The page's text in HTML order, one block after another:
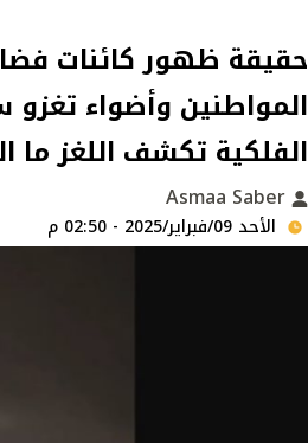
حقيقة ظهور كائنات
المواطنين وأضواء
الفلكية تكشف اللغز ما
الأحد 09/فبراير/2025 - 02:50 م